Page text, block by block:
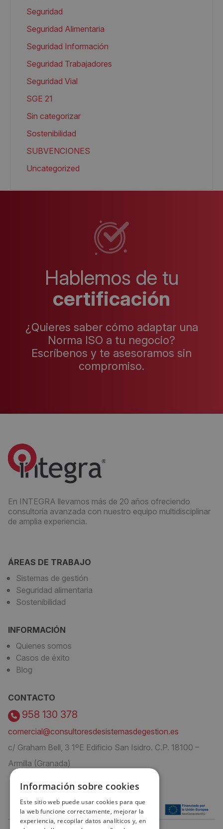
Seguridad
Seguridad Alimentaria
Seguridad Información
Seguridad Trabajadores
Seguridad Vial
SGE 21
Sin categorizar
Sostenibilidad
SUBVENCIONES
Uncategorized
Hablemos de tu
certificación
¿Quieres saber cómo adaptar una
Norma ISO a tu negocio?
Escríbenos y te asesoramos sin
compromiso.
En INTEGRA llevamos más de 20 años ofreciendo
consultoría avanzada con nuestro equipo multidisciplinar
de amplia experiencia.
ÁREAS DE TRABAJO
Sistemas de gestión
Seguridad alimentaria
Sostenibilidad
INFORMACIÓN
Quienes somos
Casos de éxito
Blog
CONTACTO
958 130 378
comercial@consultoresdesistemasdegestion.es
c/ Graham Bell, 3 1ºE Edificio San Isidro. C.P. 18100 –
Armilla (Granada)
Información sobre cookies
Este sitio web puede usar cookies para que
la web funcione correctamente, mejorar la
experiencia, recopilar datos analíticos y, en